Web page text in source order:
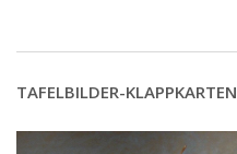
TAFELBILDER-KLAPPKARTEN